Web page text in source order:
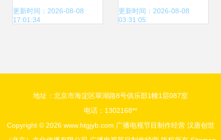
视传媒集团2024年
更新时间：2026-08-08
17:01:34
的创新与规范
更新时间：2026-08-08
03:31:05
地址：北京市海淀区翠湖路8号俱乐部1幢1层087室
电话：1302168**
Copyright © 2026 www.htgjyb.com 广播电视节目制作经营 汉唐创世